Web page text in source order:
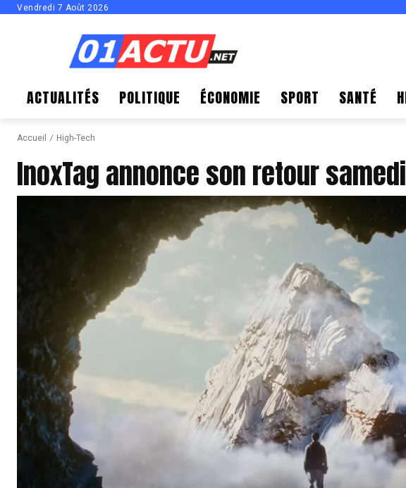
Vendredi 7 Août 2026
ACTUALITÉS POLITIQUE ÉCONOMIE SPORT SANTÉ
Accueil High-Tech
InoxTag annonce son retour